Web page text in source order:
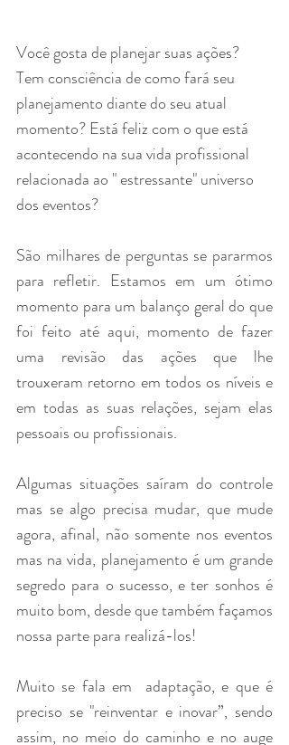
Você gosta de planejar suas ações?
Tem consciência de como fará seu
planejamento diante do seu atual
momento? Está feliz com o que está
acontecendo na sua vida profissional
relacionada ao " estressante" universo
dos eventos?
São milhares de perguntas se pararmos
para refletir. Estamos em um ótimo
momento para um balanço geral do que
foi feito até aqui, momento de fazer
uma revisão das ações que lhe
trouxeram retorno em todos os níveis e
em todas as suas relações, sejam elas
pessoais ou profissionais.
Algumas situações saíram do controle
mas se algo precisa mudar, que mude
agora, afinal, não somente nos eventos
mas na vida, planejamento é um grande
segredo para o sucesso, e ter sonhos é
muito bom, desde que também façamos
nossa parte para realizá-los!
Muito se fala em  adaptação, e que é
preciso se "reinventar e inovar”, sendo
assim, no meio do caminho e no auge